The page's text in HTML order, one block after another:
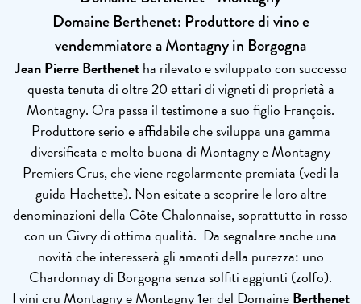
Domaine Berthenet: Produttore di vino e
vendemmiatore a Montagny in Borgogna
Jean Pierre Berthenetha rilevato e sviluppato con successo
questa tenuta di oltre 20 ettari di vigneti di proprietà a
Montagny. Ora passa il testimone a suo figlio François.
Produttore serio e affidabile che sviluppa una gamma
diversificata e molto buona di Montagny e Montagny
Premiers Crus, che viene regolarmente premiata (vedi la
guida Hachette). Non esitate a scoprire le loro altre
denominazioni della Côte Chalonnaise, soprattutto in rosso
con un Givry di ottima qualità. Da segnalare anche una
novità che interesserà gli amanti della purezza: uno
Chardonnay di Borgogna senza solfiti aggiunti (zolfo).
I vini cru Montagny e Montagny 1er del DomaineBerthenet